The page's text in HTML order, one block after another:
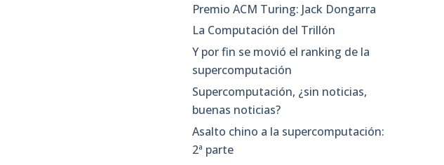
Premio ACM Turing: Jack Dongarra
La Computación del Trillón
Y por fin se movió el ranking de la
supercomputación
Supercomputación, ¿sin noticias,
buenas noticias?
Asalto chino a la supercomputación:
2ª parte